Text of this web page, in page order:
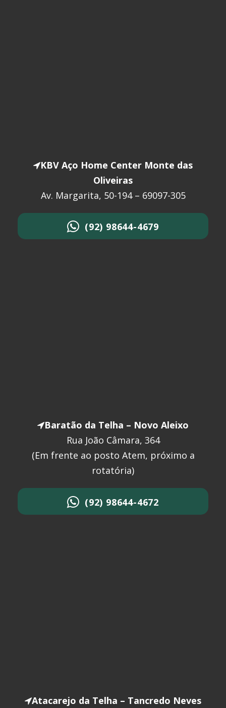
KBV Aço Home Center Monte das
Oliveiras
Av. Margarita, 50-194 – 69097-305
(92) 98644-4679
Baratão da Telha – Novo Aleixo
Rua João Câmara, 364
(Em frente ao posto Atem, próximo a
rotatória)
(92) 98644-4672
Atacarejo da Telha – Tancredo Neves